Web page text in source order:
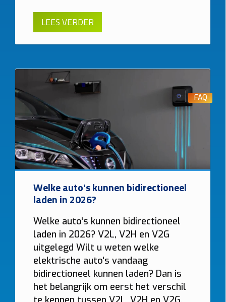
LEES VERDER
FAQ
Welke auto's kunnen bidirectioneel
laden in 2026?
Welke auto's kunnen bidirectioneel
laden in 2026? V2L, V2H en V2G
uitgelegd Wilt u weten welke
elektrische auto's vandaag
bidirectioneel kunnen laden? Dan is
het belangrijk om eerst het verschil